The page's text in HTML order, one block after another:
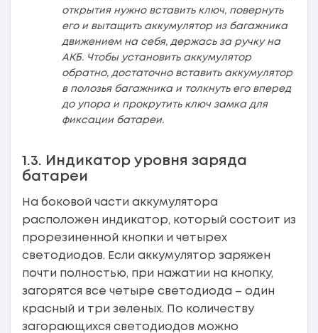
открытия нужно вставить ключ, повернуть
его и вытащить аккумулятор из багажника
движением на себя, держась за ручку на
АКБ. Чтобы установить аккумулятор
обратно, достаточно вставить аккумулятор
в полозья багажника и толкнуть его вперед
до упора и прокрутить ключ замка для
фиксации батареи.
1.3. Индикатор уровня заряда
батареи
На боковой части аккумулятора
расположен индикатор, который состоит из
прорезиненной кнопки и четырех
светодиодов. Если аккумулятор заряжен
почти полностью, при нажатии на кнопку,
загорятся все четыре светодиода – один
красный и три зеленых. По количеству
загорающихся светодиодов можно